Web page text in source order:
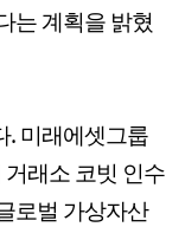
는 계획을 밝혔
. 미래에셋그룹
래소 코빗 인수
로벌 가상자산